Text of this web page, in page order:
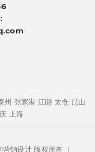
州 张家港 江阴 太仓 昆山
上海
销设计 版权所有 ｜